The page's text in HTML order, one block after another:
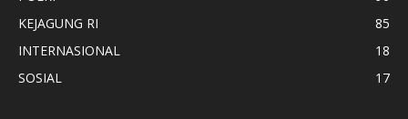
KEJAGUNG RI
85
INTERNASIONAL
18
SOSIAL
17